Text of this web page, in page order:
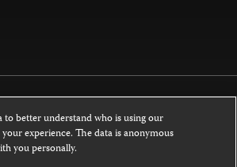
on this website is licensed under a
to better understand who is using our
experience. The data is anonymous
you personally.